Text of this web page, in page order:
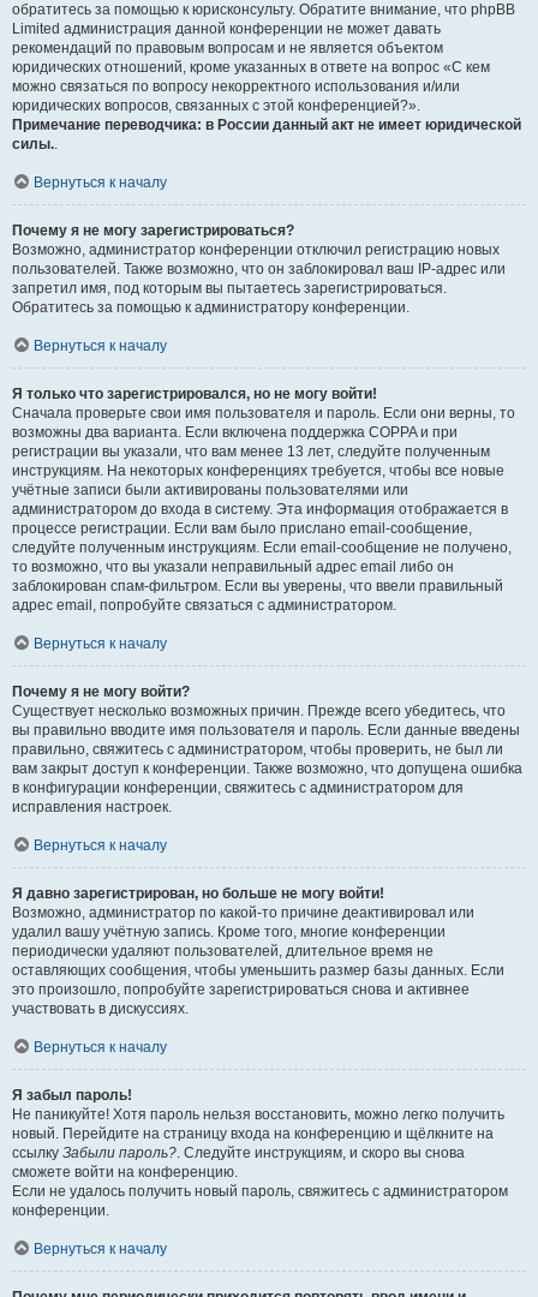
обратитесь за помощью к юрисконсульту. Обратите внимание, что phpBB
Limited администрация данной конференции не может давать
рекомендаций по правовым вопросам и не является объектом
юридических отношений, кроме указанных в ответе на вопрос «С кем
можно связаться по вопросу некорректного использования и/или
юридических вопросов, связанных с этой конференцией?».
Примечание переводчика: в России данный акт не имеет юридической
силы..
Вернуться к началу
Почему я не могу зарегистрироваться?
Возможно, администратор конференции отключил регистрацию новых
пользователей. Также возможно, что он заблокировал ваш IP-адрес или
запретил имя, под которым вы пытаетесь зарегистрироваться.
Обратитесь за помощью к администратору конференции.
Вернуться к началу
Я только что зарегистрировался, но не могу войти!
Сначала проверьте свои имя пользователя и пароль. Если они верны, то
возможны два варианта. Если включена поддержка COPPA и при
регистрации вы указали, что вам менее 13 лет, следуйте полученным
инструкциям. На некоторых конференциях требуется, чтобы все новые
учётные записи были активированы пользователями или
администратором до входа в систему. Эта информация отображается в
процессе регистрации. Если вам было прислано email-сообщение,
следуйте полученным инструкциям. Если email-сообщение не получено,
то возможно, что вы указали неправильный адрес email либо он
заблокирован спам-фильтром. Если вы уверены, что ввели правильный
адрес email, попробуйте связаться с администратором.
Вернуться к началу
Почему я не могу войти?
Существует несколько возможных причин. Прежде всего убедитесь, что
вы правильно вводите имя пользователя и пароль. Если данные введены
правильно, свяжитесь с администратором, чтобы проверить, не был ли
вам закрыт доступ к конференции. Также возможно, что допущена ошибка
в конфигурации конференции, свяжитесь с администратором для
исправления настроек.
Вернуться к началу
Я давно зарегистрирован, но больше не могу войти!
Возможно, администратор по какой-то причине деактивировал или
удалил вашу учётную запись. Кроме того, многие конференции
периодически удаляют пользователей, длительное время не
оставляющих сообщения, чтобы уменьшить размер базы данных. Если
это произошло, попробуйте зарегистрироваться снова и активнее
участвовать в дискуссиях.
Вернуться к началу
Я забыл пароль!
Не паникуйте! Хотя пароль нельзя восстановить, можно легко получить
новый. Перейдите на страницу входа на конференцию и щёлкните на
ссылку Забыли пароль?. Следуйте инструкциям, и скоро вы снова
сможете войти на конференцию.
Если не удалось получить новый пароль, свяжитесь с администратором
конференции.
Вернуться к началу